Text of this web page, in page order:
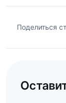
Поделиться